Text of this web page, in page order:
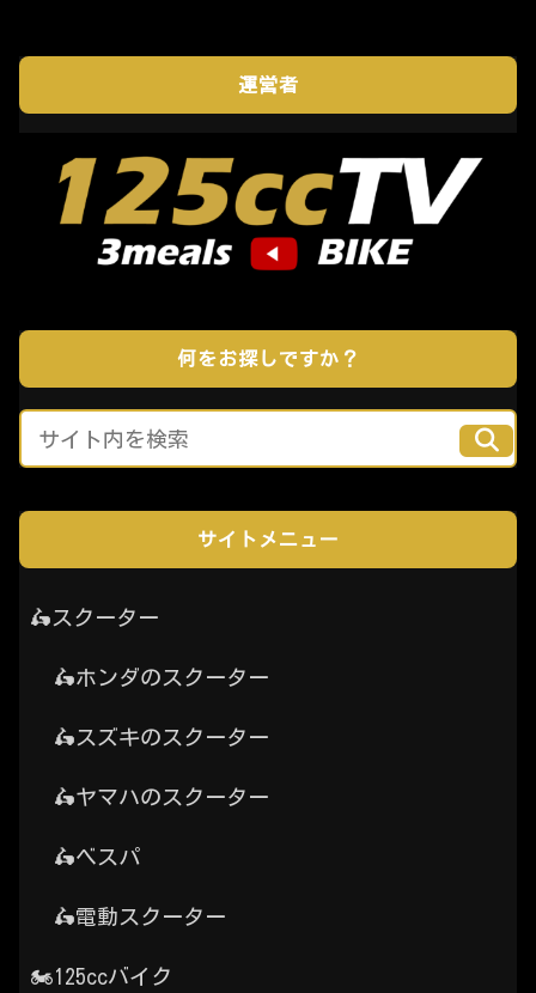
運営者
何をお探しですか？
サイトメニュー
🛵スクーター
🛵ホンダのスクーター
🛵スズキのスクーター
🛵ヤマハのスクーター
🛵ベスパ
🛵電動スクーター
🏍️125ccバイク